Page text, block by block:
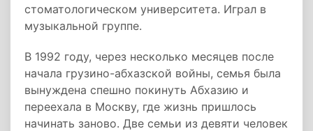
стоматологическом университета. Играл в
музыкальной группе.
В 1992 году, через несколько месяцев после
начала грузино-абхазской войны, семья была
вынуждена спешно покинуть Абхазию и
переехала в Москву, где жизнь пришлось
начинать заново. Две семьи из девяти человек